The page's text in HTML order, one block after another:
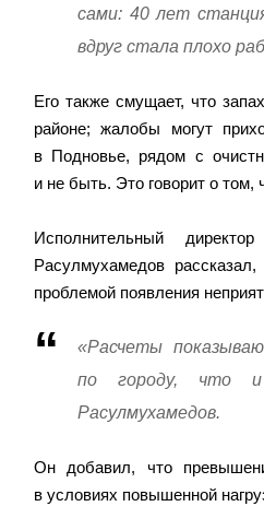
сами: 40 лет
вдруг стала плохо
Его также смущает, что
районе; жалобы могут
в Подновье, рядом с
и не быть. Это говорит о том,
Исполнительный
Расулмухамедов
проблемой появления
«Расчеты
по городу, что
Расулмухамедов.
Он добавил, что
в условиях повышенной